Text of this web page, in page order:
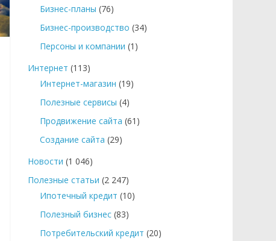
Бизнес-планы (76)
Бизнес-производство (34)
Персоны и компании (1)
Интернет (113)
Интернет-магазин (19)
Полезные сервисы (4)
Продвижение сайта (61)
Создание сайта (29)
Новости (1 046)
Полезные статьи (2 247)
Ипотечный кредит (10)
Полезный бизнес (83)
Потребительский кредит (20)